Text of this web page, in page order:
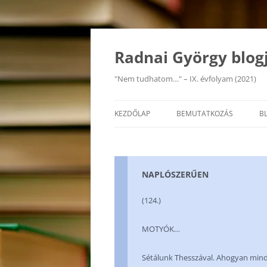
Kilépés
tartalomba
Radnai György
"Nem tudhatom…" – IX. évfolyam (2021)
KEZDŐLAP BEMUTATKOZÁS
NAPLÓSZERŰEN
(124.)
MOTYÓK…
Sétálunk Thesszával. Ahogyan